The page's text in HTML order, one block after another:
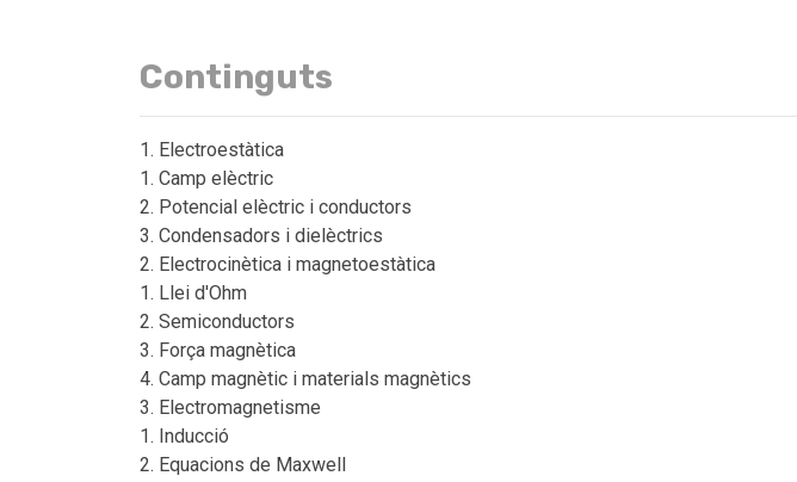
Continguts
Electroestàtica
Camp elèctric
Potencial elèctric i conductors
Condensadors i dielèctrics
Electrocinètica i magnetoestàtica
Llei d'Ohm
Semiconductors
Força magnètica
Camp magnètic i materials magnètics
Electromagnetisme
Inducció
Equacions de Maxwell